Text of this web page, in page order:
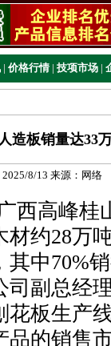
| 价格行情 | 技项市场 |
造板销量达33
2025/8/13 来源： 网络
高峰桂
约28万
其中70%
司副总经
花板生产
的销售